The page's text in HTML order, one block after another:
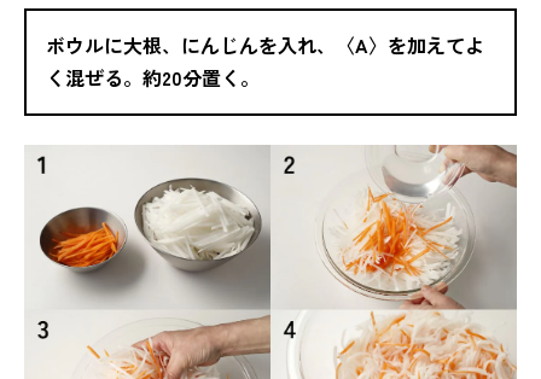
ボウルに大根、にんじんを入れ、〈A〉を加えてよ
く混ぜる。約20分置く。